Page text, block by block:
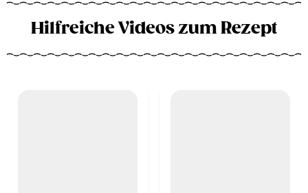
Hilfreiche Videos zum Rezept